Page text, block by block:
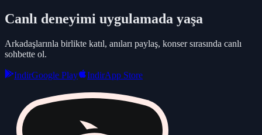
Canlı deneyimi uygulamada yaşa
Arkadaşlarınla birlikte katıl, anıları paylaş, konser sırasında canlı
sohbette ol.
IndirGoogle Play IndirApp Store